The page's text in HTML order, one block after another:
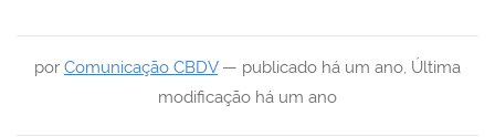
por Comunicação CBDV— publicado há um ano, Última
modificação há um ano